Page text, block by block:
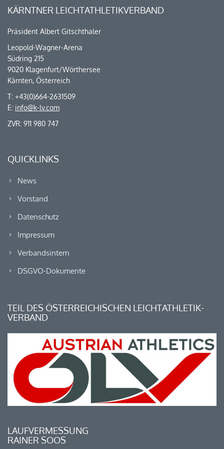
KÄRNTNER LEICHTATHLETIKVERBAND
Präsident Albert Gitschthaler
Leopold-Wagner-Arena
Südring 215
9020 Klagenfurt/Wörthersee
Kärnten, Österreich
T: +43(0)664-2631509
E: info@k-lv.com
ZVR: 911 980 747
QUICKLINKS
News
Vorstand
Datenschutz
Impressum
Verbandsintern
DSGVO-Dokumente
TEIL DES ÖSTERREICHISCHEN LEICHTATHLETIK-
VERBAND
LAUFVERMESSUNG
RAINER SOOS